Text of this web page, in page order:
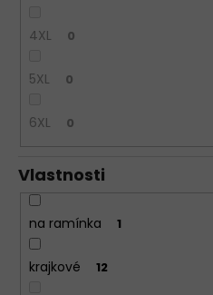
4XL 0
5XL 0
6XL 0
Vlastnosti
na ramínka 1
krajkové 12